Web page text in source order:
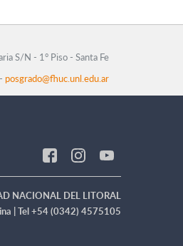
S/N - 1° Piso - Santa Fe
posgrado@fhuc.unl.edu.ar
NACIONAL DEL LITORAL
| Tel +54 (0342) 4575105